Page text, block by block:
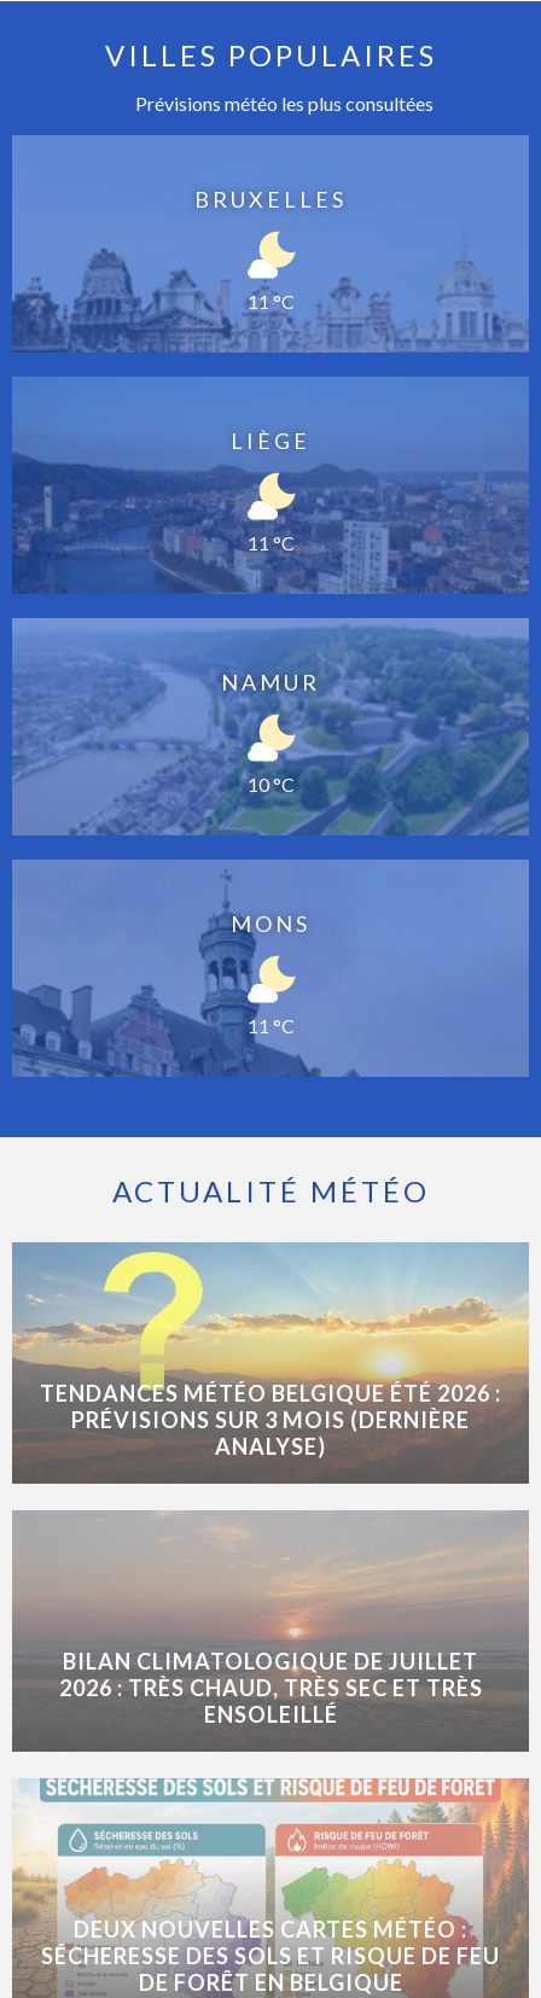
VILLES POPULAIRES
Prévisions météo les plus consultées
BRUXELLES
11 °C
LIÈGE
11 °C
NAMUR
10 °C
MONS
11 °C
ACTUALITÉ MÉTÉO
TENDANCES MÉTÉO BELGIQUE ÉTÉ 2026 :
PRÉVISIONS SUR 3 MOIS (DERNIÈRE
ANALYSE)
BILAN CLIMATOLOGIQUE DE JUILLET
2026 : TRÈS CHAUD, TRÈS SEC ET TRÈS
ENSOLEILLÉ
DEUX NOUVELLES CARTES MÉTÉO :
SÉCHERESSE DES SOLS ET RISQUE DE FEU
DE FORÊT EN BELGIQUE